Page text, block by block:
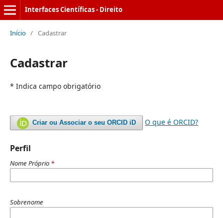
Interfaces Científicas - Direito
Início / Cadastrar
Cadastrar
* Indica campo obrigatório
Criar ou Associar o seu ORCID iD O que é ORCID?
Perfil
Nome Próprio *
Sobrenome